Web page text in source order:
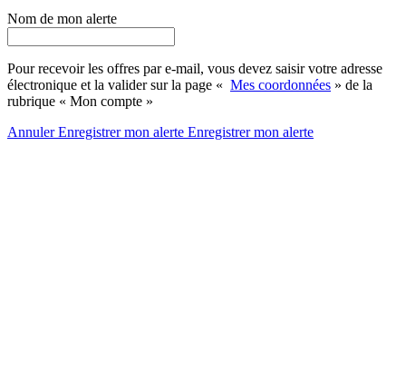
Nom de mon alerte
Pour recevoir les offres par e-mail, vous devez saisir votre adresse
électronique et la valider sur la page « Mes coordonnées » de la
rubrique « Mon compte »
AnnulerEnregistrer mon alerte Enregistrermon alerte